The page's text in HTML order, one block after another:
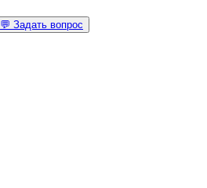
💬 Задать вопрос